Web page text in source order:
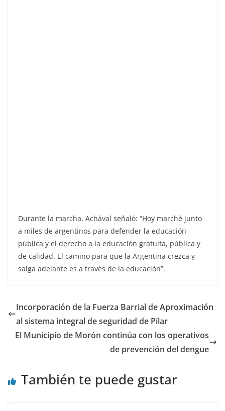
Durante la marcha, Achával señaló: “Hoy marché junto
a miles de argentinos para defender la educación
pública y el derecho a la educación gratuita, pública y
de calidad. El camino para que la Argentina crezca y
salga adelante es a través de la educación”.
Incorporación de la Fuerza Barrial de Aproximación
al sistema integral de seguridad de Pilar
El Municipio de Morón continúa con los operativos
de prevención del dengue
También te puede gustar